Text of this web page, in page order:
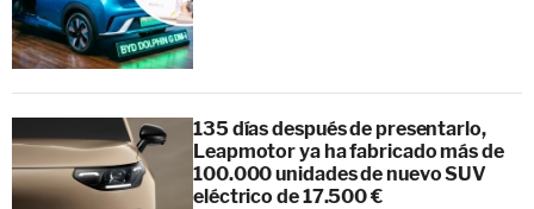
135 días después de presentarlo,
Leapmotor ya ha fabricado más de
100.000 unidades de nuevo SUV
eléctrico de 17.500 €